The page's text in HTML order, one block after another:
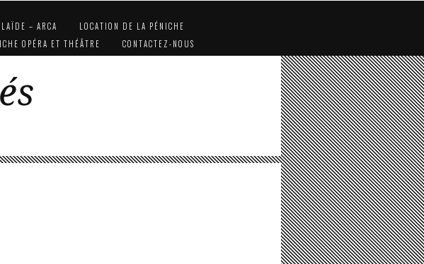
– ARCA
LOCATION DE LA PÉNICHE
OPÉRA ET THÉÂTRE CONTACTEZ-NOUS